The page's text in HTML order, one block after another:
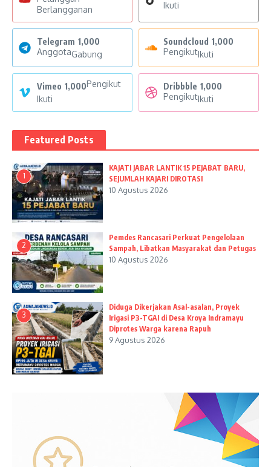
Berlangganan
Ikuti
Telegram 1,000
AnggotaGabung
Soundcloud 1,000
PengikutIkuti
Vimeo 1,000Pengikut
Ikuti
Dribbble 1,000
PengikutIkuti
Featured Posts
1
KAJATI JABAR LANTIK 15 PEJABAT BARU,
SEJUMLAH KAJARI DIROTASI
10 Agustus 2026
2
Pemdes Rancasari Perkuat Pengelolaan
Sampah, Libatkan Masyarakat dan Petugas
10 Agustus 2026
3
Diduga Dikerjakan Asal-asalan, Proyek
Irigasi P3-TGAI di Desa Kroya Indramayu
Diprotes Warga karena Rapuh
9 Agustus 2026